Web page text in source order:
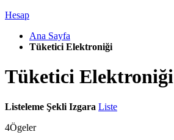
Hesap
Ana Sayfa
Tüketici Elektroniği
Tüketici Elektroniği
Listeleme Şekli Izgara Liste
4Ögeler